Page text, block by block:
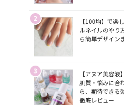
2
【100均】で楽
ルネイルのやり
ら簡単デザイン
3
【アヌア美容液
肌質・悩みに合
ら、期待できる
徹底レビュー